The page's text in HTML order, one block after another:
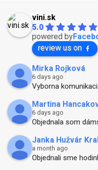
vini.sk
5.0
powered by
review us on
Mirka Rojková
6 days ago
Vyborna
Martina
6 days ago
Objednala som
Janka Hužvár
a month ago
Objednali sme